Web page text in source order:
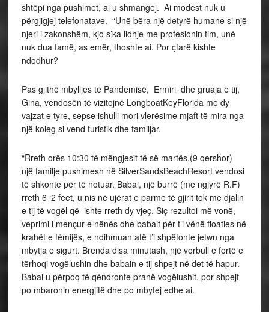
shtëpi nga pushimet, ai u shmangej. Ai modest nuk u
përgjigjej telefonatave. “Unë bëra një detyrë humane si një
njeri i zakonshëm, kjo s’ka lidhje me profesionin tim, unë
nuk dua famë, as emër, thoshte ai. Por çfarë kishte
ndodhur?
Pas gjithë mbylljes të Pandemisë, Ermiri dhe gruaja e tij,
Gina, vendosën të vizitojnë LongboatKeyFlorida me dy
vajzat e tyre, sepse ishulli mori vlerësime mjaft të mira nga
një koleg si vend turistik dhe familjar.
“Rreth orës 10:30 të mëngjesit të së martës,(9 qershor)
një familje pushimesh në SilverSandsBeachResort vendosi
të shkonte për të notuar. Babai, një burrë (me ngjyrë R.F)
rreth 6 ‘2 feet, u nis në ujërat e parme të gjirit tok me djalin
e tij të vogël që ishte rreth dy vjeç. Siç rezultoi më vonë,
veprimi i mençur e nënës dhe babait për t’i vënë floaties në
krahët e fëmijës, e ndihmuan atë t’i shpëtonte jetwn nga
mbytja e sigurt. Brenda disa minutash, një vorbull e fortë e
tërhoqi vogëlushin dhe babain e tij shpejt në det të hapur.
Babai u përpoq të qëndronte pranë vogëlushit, por shpejt
po mbaronin energjitë dhe po mbytej edhe ai.